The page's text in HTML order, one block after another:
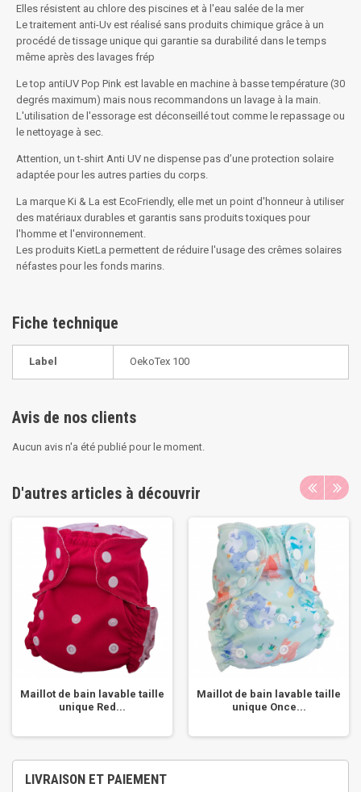
Elles résistent au chlore des piscines et à l'eau salée de la mer
Le traitement anti-Uv est réalisé sans produits chimique grâce à un
procédé de tissage unique qui garantie sa durabilité dans le temps
même après des lavages frép
Le top antiUV Pop Pink est lavable en machine à basse température (30
degrés maximum) mais nous recommandons un lavage à la main.
L'utilisation de l'essorage est déconseillé tout comme le repassage ou
le nettoyage à sec.
Attention, un t-shirt Anti UV ne dispense pas d’une protection solaire
adaptée pour les autres parties du corps.
La marque Ki & La est EcoFriendly, elle met un point d'honneur à utiliser
des matériaux durables et garantis sans produits toxiques pour
l'homme et l'environnement.
Les produits KietLa permettent de réduire l'usage des crêmes solaires
néfastes pour les fonds marins.
Fiche technique
Label OekoTex 100
Avis de nos clients
Aucun avis n'a été publié pour le moment.
D'autres articles à découvrir
Maillot de bain lavable taille
unique Red...
Maillot de bain lavable taille
unique Once...
LIVRAISON ET PAIEMENT